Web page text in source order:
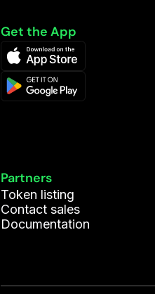
Get the App
Partners
Token listing
Contact sales
Documentation